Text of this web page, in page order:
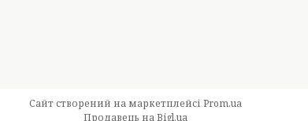
Сайт створений на маркетплейсі Prom.ua
Продавець на Bigl.ua